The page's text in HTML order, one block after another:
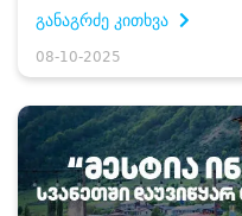
განაგრძე კითხვა
08-10-2025